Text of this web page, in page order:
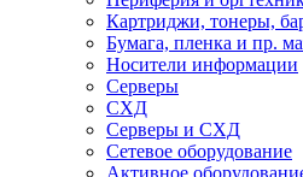
Картриджи, тонеры,
Бумага, пленка и пр.
Носители информации
Серверы
СХД
Серверы и СХД
Сетевое оборудование